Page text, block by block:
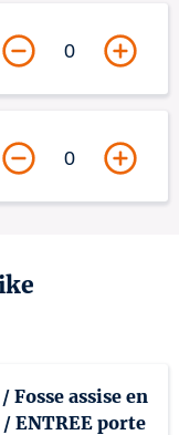
0
0
Fosse assise en
ENTREE porte